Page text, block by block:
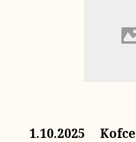
1.10.2025 Kofce